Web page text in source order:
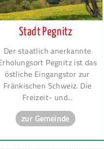
Stadt Pegnitz
Der staatlich anerkannte
Pegnitz ist das
östliche Eingangstor zur
Fränkischen Schweiz. Die
Freizeit- und...
zur Gemeinde